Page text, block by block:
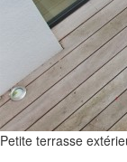
Petite terrasse